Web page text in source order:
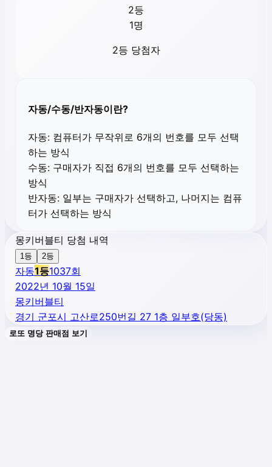
2등
1명
2등 당첨자
자동/수동/반자동이란?
자동: 컴퓨터가 무작위로 6개의 번호를 모두 선택
하는 방식
수동: 구매자가 직접 6개의 번호를 모두 선택하는
방식
반자동: 일부는 구매자가 선택하고, 나머지는 컴퓨
터가 선택하는 방식
몽키버블티 당첨 내역
1등 2등
자동1등1037회
2022년 10월 15일
몽키버블티
경기 군포시 고산로250번길 27 1층 일부호(당동)
로또 명당 판매점 보기